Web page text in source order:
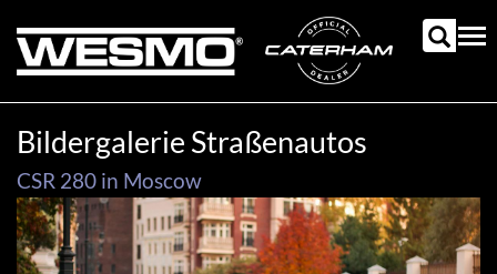
zum
Inhalt
Bildergalerie Straßenautos
CSR 280 in Moscow